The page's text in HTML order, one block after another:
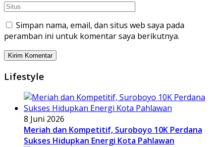
Simpan nama, email, dan situs web saya pada
peramban ini untuk komentar saya berikutnya.
Lifestyle
8 Juni 2026
Meriah dan Kompetitif, Suroboyo 10K Perdana
Sukses Hidupkan Energi Kota Pahlawan